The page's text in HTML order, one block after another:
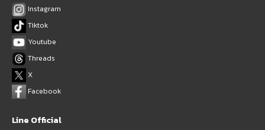
Instagram
Tiktok
Youtube
Threads
X
Facebook
Line Official